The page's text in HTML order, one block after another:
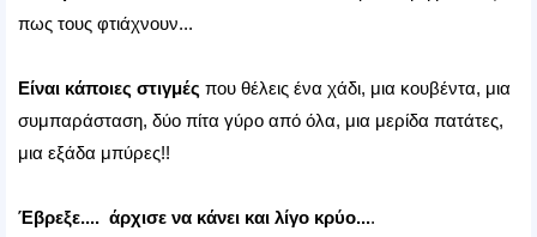
πως τους φτιάχνουν...
Είναι κάποιες στιγμές που θέλεις ένα χάδι, μια κουβέντα, μια
συμπαράσταση, δύο πίτα γύρο από όλα, μια μερίδα πατάτες,
μια εξάδα μπύρες!!
Έβρεξε.... άρχισε να κάνει και λίγο κρύο....